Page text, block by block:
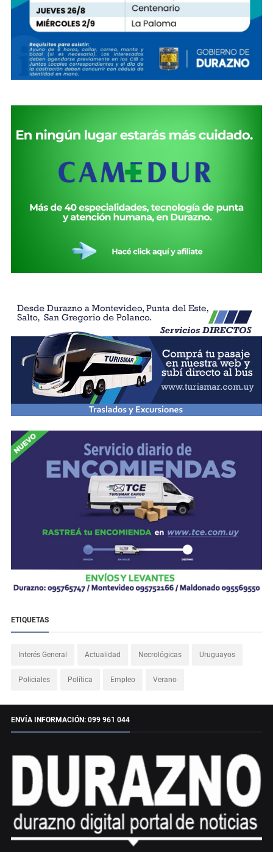
ETIQUETAS
Interés General Actualidad Necrológicas Uruguayos
Policiales Política Empleo Verano
ENVÍA INFORMACIÓN: 099 961 044